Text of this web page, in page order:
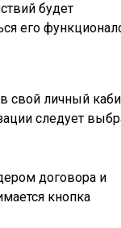
будет
его
свой личный
следует
договора и
кнопка